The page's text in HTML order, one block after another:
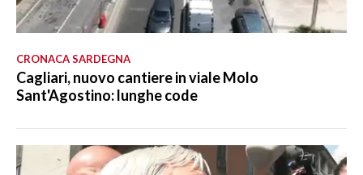
CRONACA SARDEGNA
Cagliari, nuovo cantiere in viale Molo
Sant'Agostino: lunghe code